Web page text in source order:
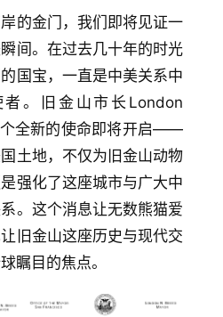
的金门，我们即将见证一
间。在过去几十年的时光
国宝，一直是中美关系中
。旧金山市长London
全新的使命即将开启——
土地，不仅为旧金山动物
强化了这座城市与广大中
。这个消息让无数熊猫爱
旧金山这座历史与现代交
瞩目的焦点。